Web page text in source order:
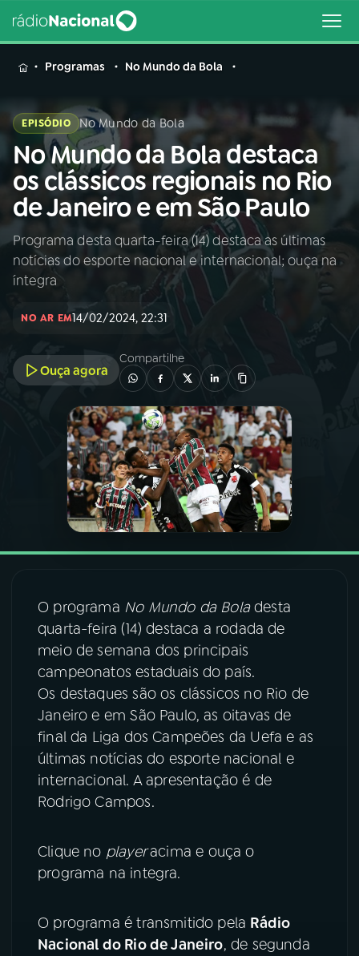
MENU
Buscar
na
Rádio
Nacional
Buscar
AO VIVO
PROGRAMAS
PODCASTS
06VIDEOCASTS
07ÚLTIMAS
ACOMPANHE A RÁDIO NACIONAL
Instagram X
Programas No Mundo da Bola
EPISÓDIO No Mundo da Bola
No Mundo da Bola destaca
os clássicos regionais no Rio
de Janeiro e em São Paulo
Programa desta quarta-feira (14) destaca as últimas
notícias do esporte nacional e internacional; ouça na
íntegra
NO AR EM14/02/2024, 22:31
Ouça agora
Compartilhe
O programa No Mundo da Boladesta
quarta-feira (14) destaca a rodada de
meio de semana dos principais
campeonatos estaduais do país.
Os destaques são os clássicos no Rio de
Janeiro e em São Paulo, as oitavas de
final da Liga dos Campeões da Uefa e as
últimas notícias do esporte nacional e
internacional. A apresentação é de
Rodrigo Campos.
Clique no playeracima e ouça o
programa na integra.
O programa é transmitido pela Rádio
Nacional do Rio de Janeiro, de segunda